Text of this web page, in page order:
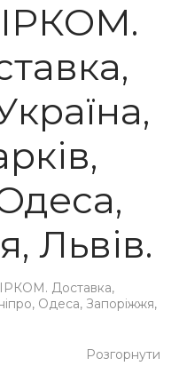
Львів.
ІРКОМ. Доставка,
Одеса, Запоріжжя,
Розгорнути